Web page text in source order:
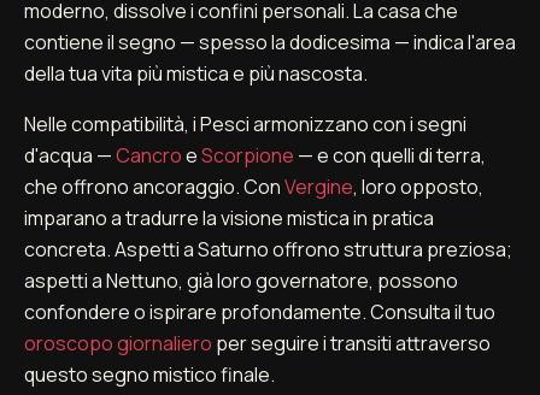
moderno, dissolve i confini personali. La casa che
contiene il segno — spesso la dodicesima — indica l'area
della tua vita più mistica e più nascosta.
Nelle compatibilità, i Pesci armonizzano con i segni
d'acqua —CancroeScorpione — e con quelli di terra,
che offrono ancoraggio. ConVergine, loro opposto,
imparano a tradurre la visione mistica in pratica
concreta. Aspetti a Saturno offrono struttura preziosa;
aspetti a Nettuno, già loro governatore, possono
confondere o ispirare profondamente. Consulta il tuo
oroscopo giornaliero per seguire i transiti attraverso
questo segno mistico finale.